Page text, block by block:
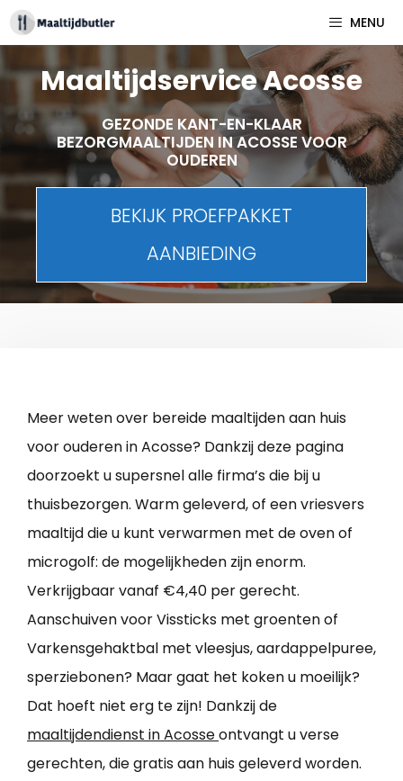
Spring
naar
inhoud
MENU
Maaltijdservice Acosse
GEZONDE KANT-EN-KLAAR
BEZORGMAALTIJDEN IN ACOSSE VOOR
OUDEREN
BEKIJK PROEFPAKKET
AANBIEDING
Meer weten over bereide maaltijden aan huis
voor ouderen in Acosse? Dankzij deze pagina
doorzoekt u supersnel alle firma’s die bij u
thuisbezorgen. Warm geleverd, of een vriesvers
maaltijd die u kunt verwarmen met de oven of
microgolf: de mogelijkheden zijn enorm.
Verkrijgbaar vanaf €4,40 per gerecht.
Aanschuiven voor Vissticks met groenten of
Varkensgehaktbal met vleesjus, aardappelpuree,
sperziebonen? Maar gaat het koken u moeilijk?
Dat hoeft niet erg te zijn! Dankzij de
maaltijdendienst in Acosseontvangt u verse
gerechten, die gratis aan huis geleverd worden.